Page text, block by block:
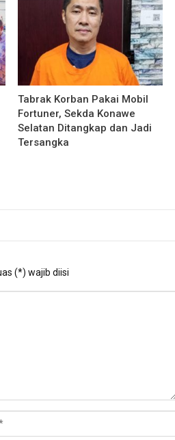
Tabrak Korban Pakai Mobil
Fortuner, Sekda Konawe
Selatan Ditangkap dan Jadi
Tersangka
(*) wajib diisi